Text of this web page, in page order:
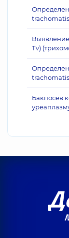
trachomatis
Выявление
Тv)
Бакпосев